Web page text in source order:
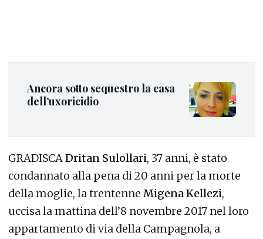
Ancora sotto sequestro la casa
dell’uxoricidio
GRADISCADritan Sulollari, 37 anni, è stato
condannato alla pena di 20 anni per la morte
della moglie, la trentenne Migena Kellezi,
uccisa la mattina dell’8 novembre 2017 nel loro
appartamento di via della Campagnola, a